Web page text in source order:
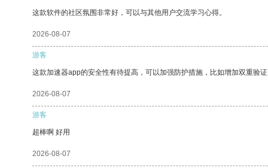
这款软件的社区氛围非常好，可以与其他用户交流学习心得。
2026-08-07
游客
这款加速器app的安全性有待提高，可以加强防护措施，比如增加双重验
2026-08-07
游客
超棒啊 好用
2026-08-07